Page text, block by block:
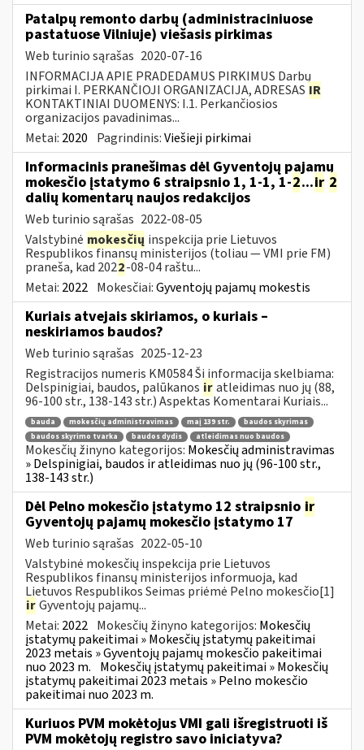
Patalpų remonto darbų (administraciniuose
pastatuose Vilniuje) viešasis pirkimas
Web turinio sąrašas 2020-07-16
INFORMACIJA APIE PRADEDAMUS PIRKIMUS Darbų
pirkimai I. PERKANČIOJI ORGANIZACIJA, ADRESAS IR
KONTAKTINIAI DUOMENYS: I.1. Perkančiosios
organizacijos pavadinimas...
Metai: 2020 Pagrindinis:Viešieji pirkimai
Informacinis pranešimas dėl Gyventojų pajamų
mokesčio įstatymo 6 straipsnio 1, 1-1, 1-2...ir 2
dalių komentarų naujos redakcijos
Web turinio sąrašas 2022-08-05
Valstybinė mokesčių inspekcija prie Lietuvos
Respublikos finansų ministerijos (toliau — VMI prie FM)
praneša, kad 2022-08-04 raštu...
Metai: 2022 Mokesčiai:Gyventojų pajamų mokestis
Kuriais atvejais skiriamos, o kuriais –
neskiriamos baudos?
Web turinio sąrašas 2025-12-23
Registracijos numeris KM0584 Ši informacija skelbiama:
Delspinigiai, baudos, palūkanos iratleidimas nuo jų (88,
96-100 str., 138-143 str.) Aspektas Komentarai Kuriais...
bauda mokesčių administravimas maį 139 str.
baudos skyrimas
baudos skyrimo tvarka
baudos dydis atleidimas nuo baudos
Mokesčių žinyno kategorijos: Mokesčių administravimas
» Delspinigiai, baudos ir atleidimas nuo jų (96-100 str.,
138-143 str.)
Dėl Pelno mokesčio įstatymo 12 straipsnio ir
Gyventojų pajamų mokesčio įstatymo 17
Web turinio sąrašas 2022-05-10
Valstybinė mokesčių inspekcija prie Lietuvos
Respublikos finansų ministerijos informuoja, kad
Lietuvos Respublikos Seimas priėmė Pelno mokesčio[1]
irGyventojų pajamų...
Metai: 2022 Mokesčių žinyno kategorijos: Mokesčių
įstatymų pakeitimai » Mokesčių įstatymų pakeitimai
2023 metais » Gyventojų pajamų mokesčio pakeitimai
nuo 2023 m. Mokesčių įstatymų pakeitimai » Mokesčių
įstatymų pakeitimai 2023 metais » Pelno mokesčio
pakeitimai nuo 2023 m.
Kuriuos PVM mokėtojus VMI gali išregistruoti iš
PVM mokėtojų registro savo iniciatyva?